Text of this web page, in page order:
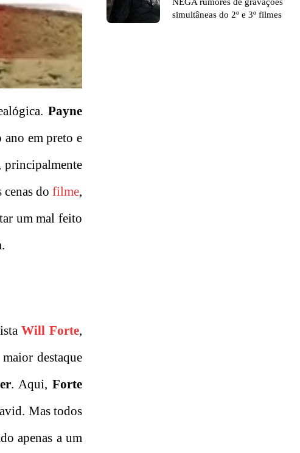
Payne
ano em preto e
principalmente
cenas do filme,
um mal feito
Will Forte,
destaque
. Aqui,Forte
Mas todos
apenas a um
simultâneas do 2º e 3º filmes